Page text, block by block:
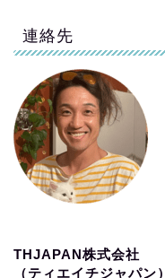
連絡先
THJAPAN株式会社
（ティエイチジャパン）